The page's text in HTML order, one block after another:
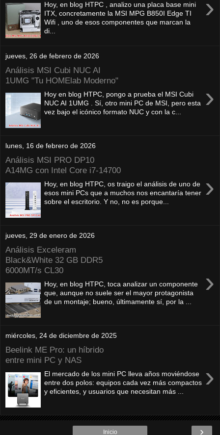
›
Hoy, en blog HTPC , analizo una placa base mini
ITX, concretamente la MSI MPG B850I Edge TI
Wifi , uno de esos componentes que marcan la
di...
jueves, 26 de febrero de 2026
Análisis MSI Cubi NUC AI
1UMG "Tu HOMElab Moderno"
›
Hoy en blog HTPC, pongo a prueba el MSI Cubi
NUC AI 1UMG . Sí, otro mini PC de MSI, pero esta
vez bajo el icónico formato NUC y con la c...
lunes, 16 de febrero de 2026
Análisis MSI PRO DP10
A14MG con Intel Core i7-14700
›
Hoy, en blog HTPC, os traigo el análisis de uno de
esos mini PCs que a muchos nos encantaría tener
sobre el escritorio. Y no, no es porque...
jueves, 29 de enero de 2026
Análisis Exceleram
Black&White 32 GB DDR5
6000MT/s CL30
›
Hoy, en blog HTPC, toca analizar un componente
que, aunque no suele ser el mayor protagonista
de un montaje; bueno, últimamente sí, por la ...
miércoles, 24 de diciembre de 2025
Beelink ME Pro: un híbrido
entre mini PC y NAS
›
El mercado de los mini PC lleva años moviéndose
entre dos polos: equipos cada vez más compactos
y eficientes, y usuarios que necesitan más ...
›
Inicio